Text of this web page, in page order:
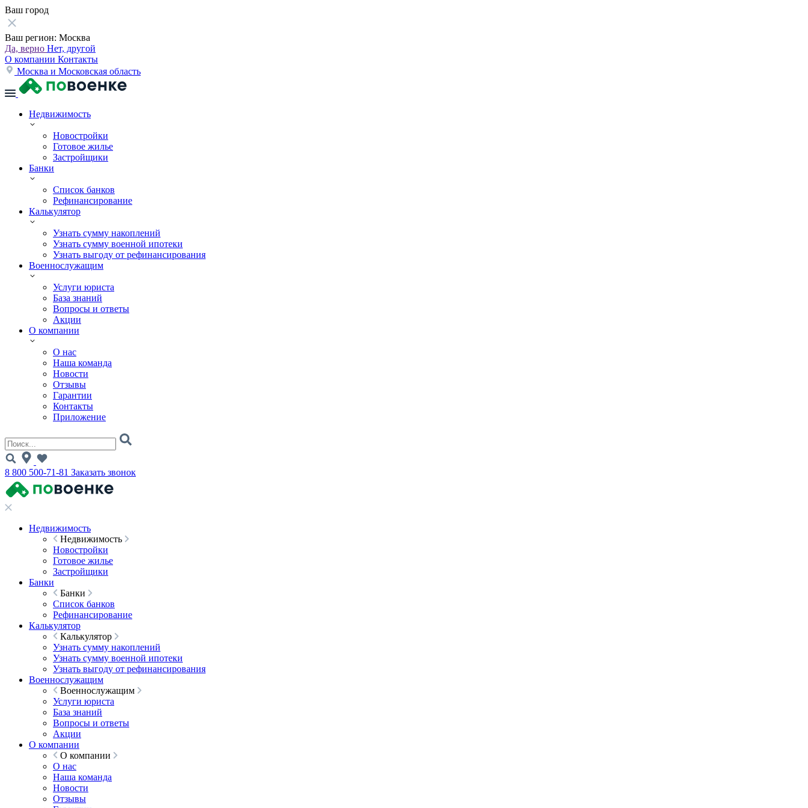
Ваш город
Ваш регион: Москва
Да, верно Нет, другой
О компании Контакты
Москва и Московская область
Недвижимость
Новостройки
Готовое жилье
Застройщики
Банки
Список банков
Рефинансирование
Калькулятор
Узнать сумму накоплений
Узнать сумму военной ипотеки
Узнать выгоду от рефинансирования
Военнослужащим
Услуги юриста
База знаний
Вопросы и ответы
Акции
О компании
О нас
Наша команда
Новости
Отзывы
Гарантии
Контакты
Приложение
8 800 500-71-81 Заказать звонок
Недвижимость
Недвижимость
Новостройки
Готовое жилье
Застройщики
Банки
Банки
Список банков
Рефинансирование
Калькулятор
Калькулятор
Узнать сумму накоплений
Узнать сумму военной ипотеки
Узнать выгоду от рефинансирования
Военнослужащим
Военнослужащим
Услуги юриста
База знаний
Вопросы и ответы
Акции
О компании
О компании
О нас
Наша команда
Новости
Отзывы